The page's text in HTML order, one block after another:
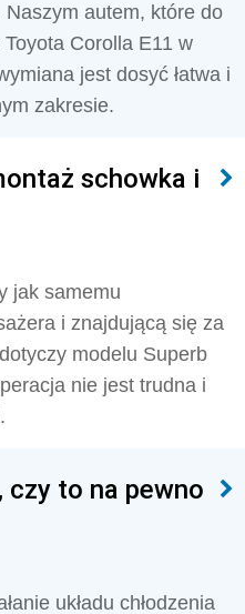
Naszym autem, które do
Corolla E11 w
jest dosyć łatwa i
zakresie.
schowka i
jak samemu
i znajdującą się za
modelu Superb
nie jest trudna i
czy to na pewno
układu chłodzenia